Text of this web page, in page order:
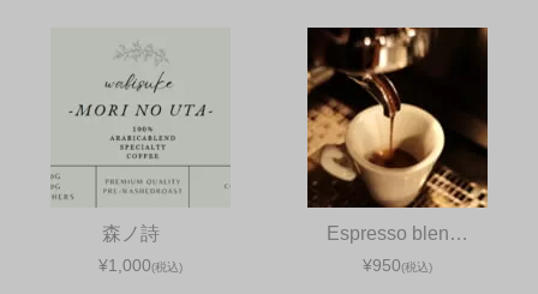
森ノ詩
¥1,000(税込)
Espresso blen…
¥950(税込)